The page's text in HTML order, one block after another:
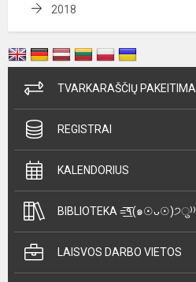
2018
TVARKARAŠČIŲ PAKEITIMAI
REGISTRAI
KALENDORIUS
BIBLIOTEKA =͟͟͞͞٩(๑☉ᴗ☉)੭ु⁾⁾
LAISVOS DARBO VIETOS